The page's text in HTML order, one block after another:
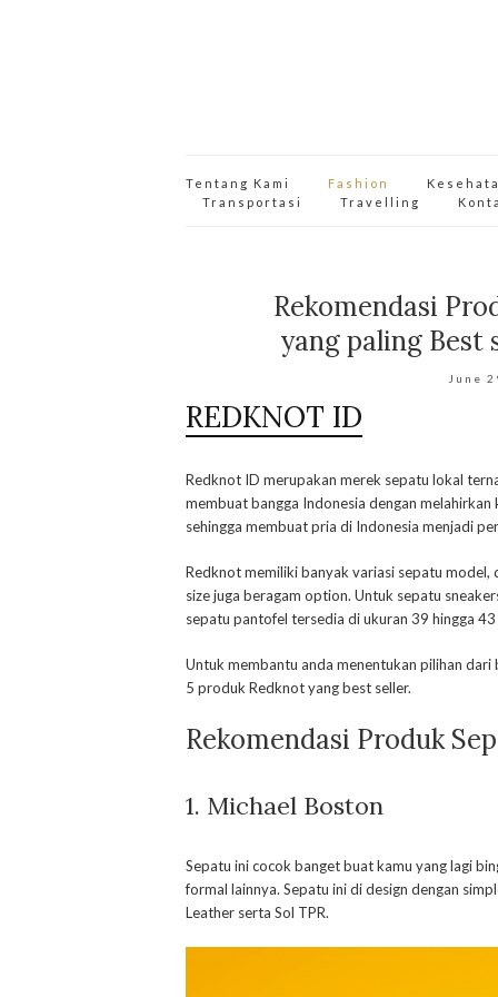
Tentang Kami Fashion
Transportasi
Travelling
Rekomendasi
yang paling Best
June
REDKNOT ID
Redknot ID merupakan merek sepatu lokal
membuat bangga Indonesia dengan
sehingga membuat pria di Indonesia menjadi
Redknot memiliki banyak variasi sepatu
size juga beragam option. Untuk sepatu
sepatu pantofel tersedia di ukuran 39 hingga 43
Untuk membantu anda menentukan pilihan
5 produk Redknot yang best seller.
Rekomendasi Produk
1. Michael Boston
Sepatu ini cocok banget buat kamu yang lagi
formal lainnya. Sepatu ini di design dengan
Leather serta Sol TPR.